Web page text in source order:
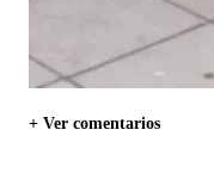
+ Ver comentarios